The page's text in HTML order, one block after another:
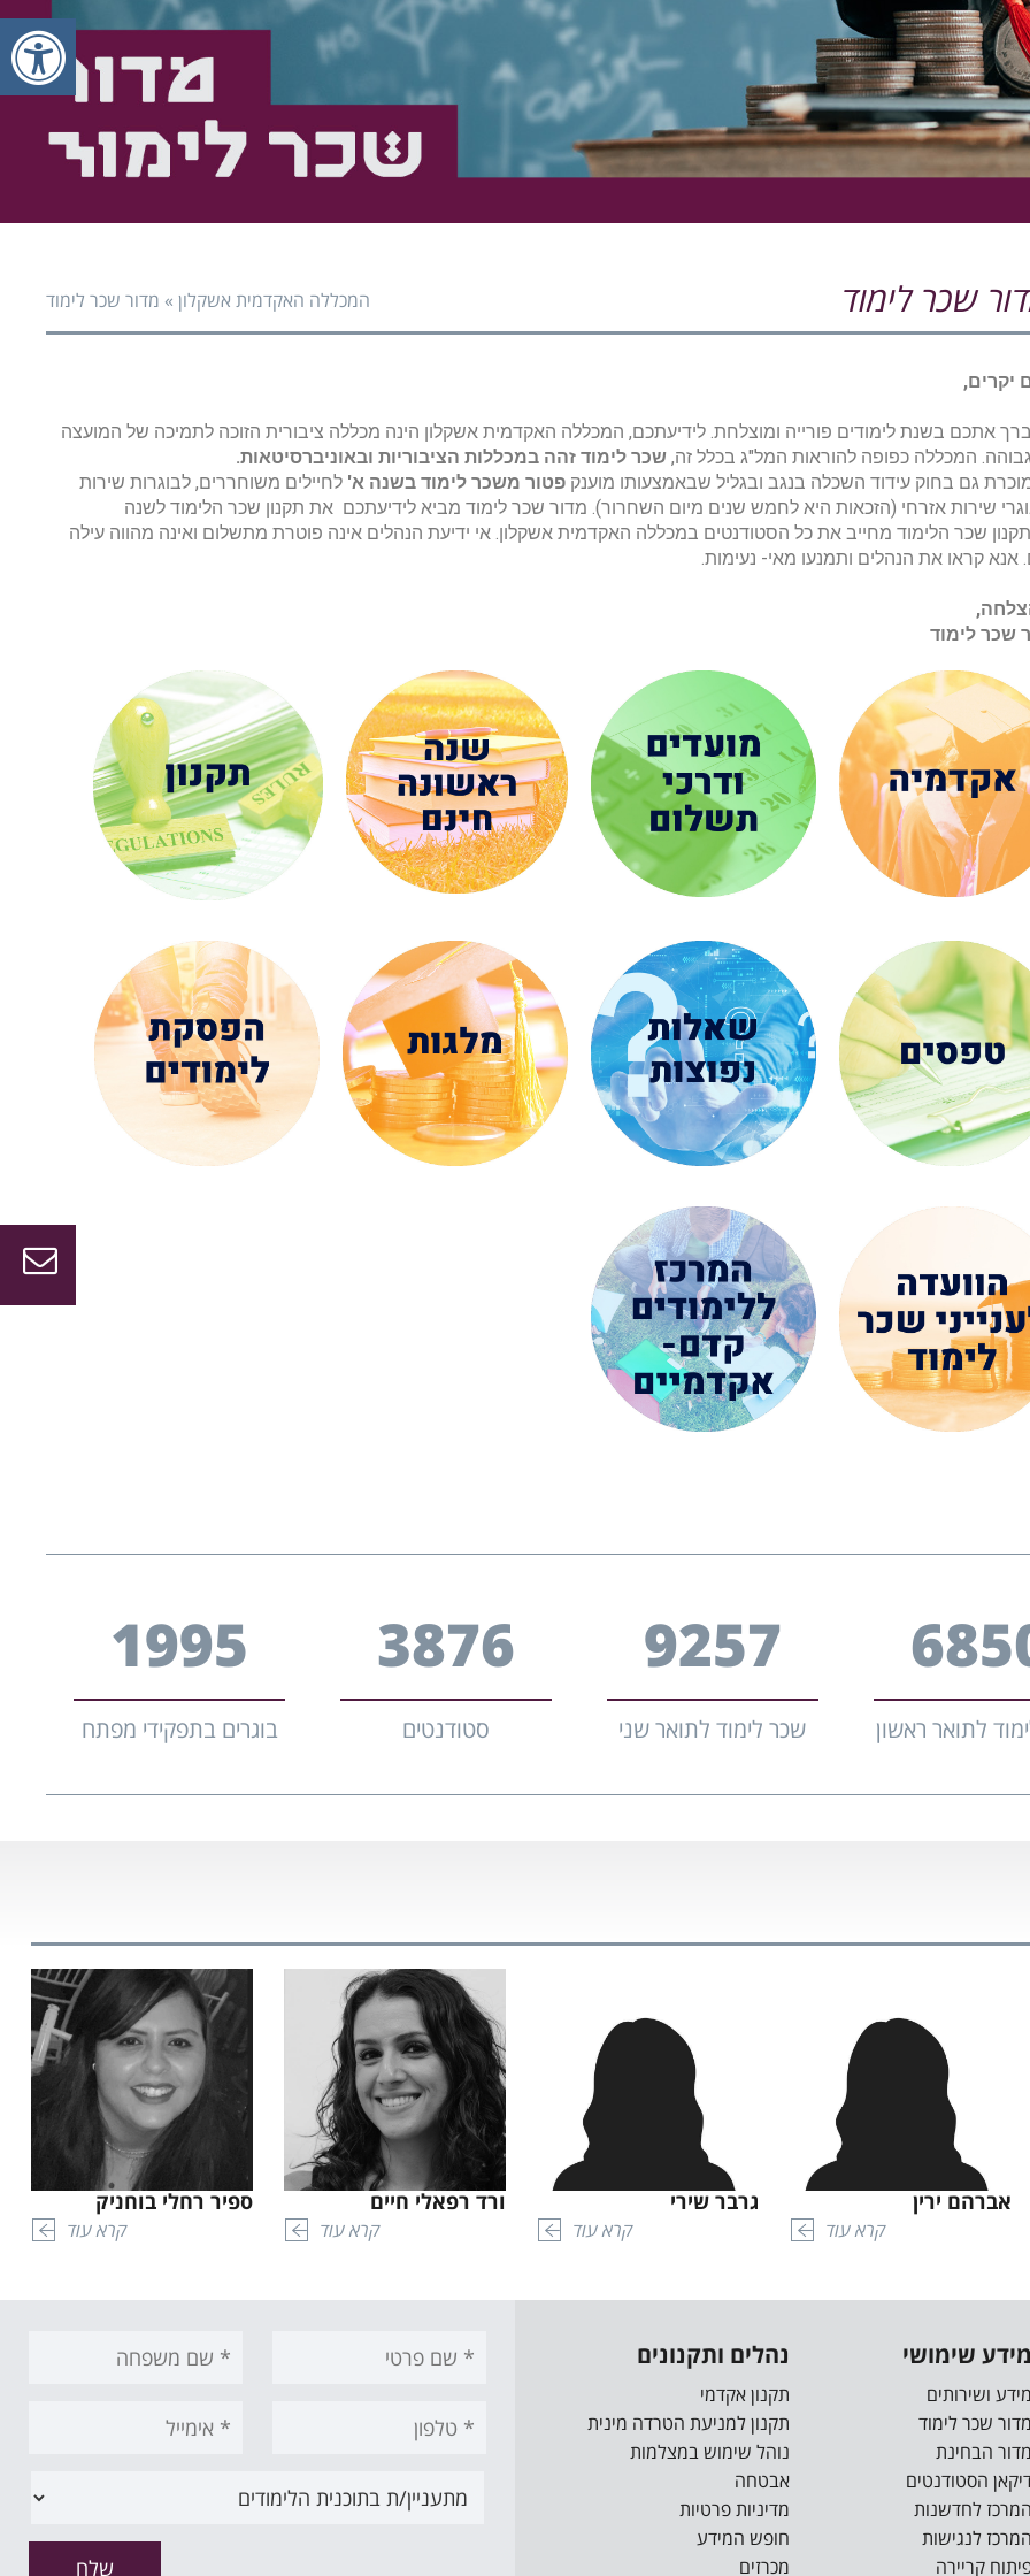
שכר לימוד המכללה האקדמית אשקלון» מדור שכר לימוד
יקרים,
אתכם בשנת לימודים פורייה ומוצלחת. לידיעתכם, המכללה האקדמית אשקלון הינה מכללה ציבורית הזוכה לתמיכה של המועצה
המכללה כפופה להוראות המל"ג בכלל זה,שכר לימוד זהה במכללות הציבוריות ובאוניברסיטאות.
גם בחוק עידוד השכלה בנגב ובגליל שבאמצעותו מוענקפטור משכר לימוד בשנה א' לחיילים משוחררים, לבוגרות שירות
שירות אזרחי (הזכאות היא לחמש שנים מיום השחרור). מדור שכר לימוד מביא לידיעתכם את תקנון שכר הלימוד לשנה
שכר הלימוד מחייב את כל הסטודנטים במכללה האקדמית אשקלון. אי ידיעת הנהלים אינה פוטרת מתשלום ואינה מהווה עילה
אנא קראו את הנהלים ותמנעו מאי- נעימות.
שכר לימוד
לתואר ראשון
12504
שכר לימוד לתואר שני
5236
סטודנטים
2695
בוגרים בתפקידי מפתח
ספיר רחלי בוחניק
קרא עוד
ורד רפאלי חיים
קרא עוד
גרבר שירי
קרא עוד
אברהם ירין
קרא עוד
מידע שימושי
מידע ושירותים
מדור שכר לימוד
מדור הבחינת
הסטודנטים
המרכז לחדשנות
המרכז לנגישות
קריירה
נהלים ותקנונים
תקנון אקדמי
תקנון למניעת הטרדה מינית
נוהל שימוש במצלמות
אבטחה
מדיניות פרטיות
חופש המידע
מכרזים